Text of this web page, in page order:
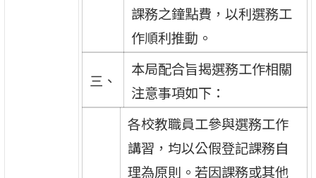
課務之鐘點費，以利選務工
作順利推動。
三、
本局配合旨揭選務工作相關
注意事項如下：
各校教職員工參與選務工作
講習，均以公假登記課務自
理為原則。若因課務或其他